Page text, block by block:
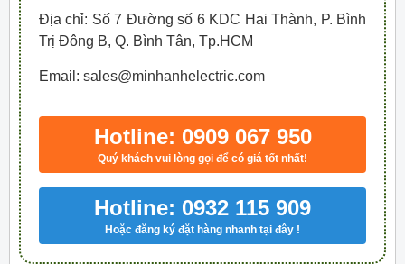
Địa chỉ: Số 7 Đường số 6 KDC Hai Thành, P. Bình
Trị Đông B, Q. Bình Tân, Tp.HCM
Email: sales@minhanhelectric.com
Hotline: 0909 067 950
Quý khách vui lòng gọi để có giá tốt nhất!
Hotline: 0932 115 909
Hoặc đăng ký đặt hàng nhanh tại đây !